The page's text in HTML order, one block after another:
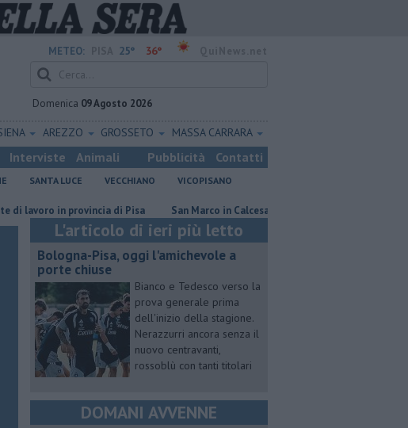
METEO: 25° 36°
Domenica 09 Agosto 2026
AREZZO GROSSETO MASSA CARRARA
Interviste Animali Pubblicità Contatti
SANTA LUCE VECCHIANO VICOPISANO
in provincia di Pisa San Marco in Calcesana, lavori finiti dopo 12 anni
L'articolo di ieri più letto
Bologna-Pisa, oggi l'amichevole a
porte chiuse
Bianco e Tedesco verso la
prova generale prima
dell'inizio della stagione.
Nerazzurri ancora senza il
nuovo centravanti,
rossoblù con tanti titolari
DOMANI AVVENNE